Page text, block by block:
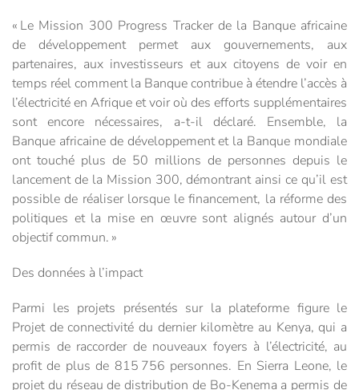
« Le Mission 300 Progress Tracker de la Banque africaine
de développement permet aux gouvernements, aux
partenaires, aux investisseurs et aux citoyens de voir en
temps réel comment la Banque contribue à étendre l’accès à
l’électricité en Afrique et voir où des efforts supplémentaires
sont encore nécessaires, a-t-il déclaré. Ensemble, la
Banque africaine de développement et la Banque mondiale
ont touché plus de 50 millions de personnes depuis le
lancement de la Mission 300, démontrant ainsi ce qu’il est
possible de réaliser lorsque le financement, la réforme des
politiques et la mise en œuvre sont alignés autour d’un
objectif commun. »
Des données à l’impact
Parmi les projets présentés sur la plateforme figure le
Projet de connectivité du dernier kilomètre au Kenya, qui a
permis de raccorder de nouveaux foyers à l’électricité, au
profit de plus de 815 756 personnes. En Sierra Leone, le
projet du réseau de distribution de Bo-Kenema a permis de